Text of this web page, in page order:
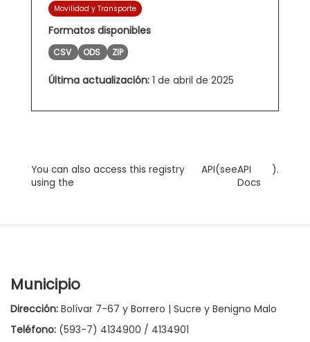
Movilidad y Transporte
Formatos disponibles
CSV ODS ZIP
Última actualización: 1 de abril de 2025
You can also access this registry
using the
API(seeAPI
Docs
).
Municipio
Dirección: Bolívar 7-67 y Borrero | Sucre y Benigno Malo
Teléfono: (593-7) 4134900 / 4134901